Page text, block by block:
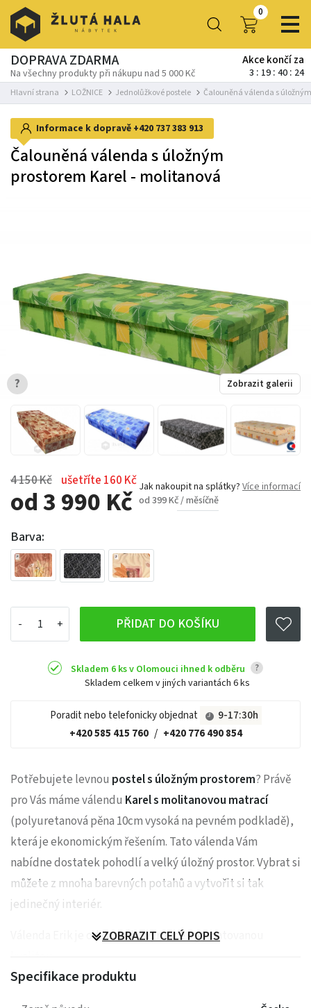
0
DOPRAVA ZDARMA
Na všechny produkty při nákupu nad 5 000 Kč
Akce končí za
3 19 40 23
Hlavní strana LOŽNICE Jednolůžkové postele Čalouněná válenda s
4 150 Kč ušetříte 160 Kč
od 3 990 Kč Jak nakoupit na splátky? Více informací
od 399 Kč / měsíčně
Barva:
PŘIDAT DO KOŠÍKU
Skladem 6 ks v Olomouci ihned k odběru ?
Skladem celkem v jiných variantách 6 ks
Poradit nebo telefonicky objednat
9-17:30h
+420 585 415 760 / +420 776 490 854
Informace k dopravě +420 737 383 913
Čalouněná válenda s úložným
prostorem Karel - molitanová
Zobrazit galerii
?
Potřebujete levnou postel s úložným prostorem? Právě
pro Vás máme válendu Karel s molitanovou matrací
(polyuretanová pěna 10cm vysoká na pevném podkladě),
která je ekonomickým řešením. Tato válenda Vám
nabídne dostatek pohodlí a velký úložný prostor. Vybrat si
můžete z mnoha barevných potahů a vytvořit si tak
jedinečný interiér.
Válenda Erik je od českého výrobce s garantovanou
Válenda je především určena pro děti a příležitostné
ZOBRAZIT CELÝ POPIS
Specifikace produktu